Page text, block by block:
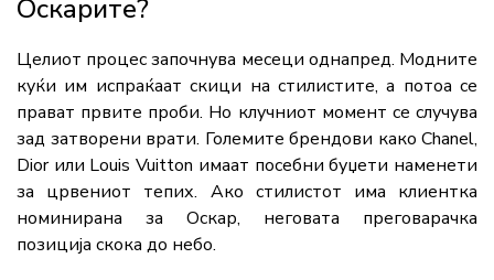
Оскарите?
Целиот процес започнува месеци однапред. Модните
куќи им испраќаат скици на стилистите, а потоа се
прават првите проби. Но клучниот момент се случува
зад затворени врати. Големите брендови како Chanel,
Dior или Louis Vuitton имаат посебни буџети наменети
за црвениот тепих. Ако стилистот има клиентка
номинирана за Оскар, неговата преговарачка
позиција скока до небо.